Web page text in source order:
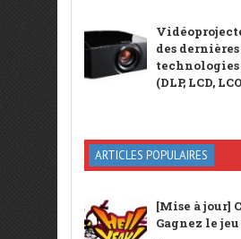
des dernières
technologies
(DLP, LCD,
ARTICLES POPULAIRES
[Mise à jour]
Gagnez le